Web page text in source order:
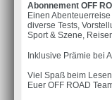
Abonnement OFF
Einen
diverse Tests,
Sport & Szene,
Inklusive Prämie bei
Viel Spaß beim
Euer OFF ROAD